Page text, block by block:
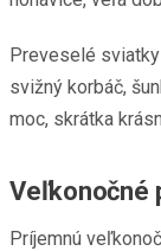
Preveselé sviatky
svižný korbáč,
moc, skrátka
Veľkonočné
Príjemnú